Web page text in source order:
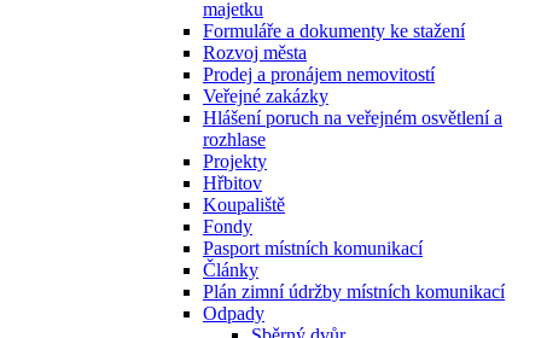
majetku
Formuláře a dokumenty ke stažení
Rozvoj města
Prodej a pronájem nemovitostí
Veřejné zakázky
Hlášení poruch na veřejném osvětlení a
rozhlase
Projekty
Hřbitov
Koupaliště
Fondy
Pasport místních komunikací
Články
Plán zimní údržby místních komunikací
Odpady